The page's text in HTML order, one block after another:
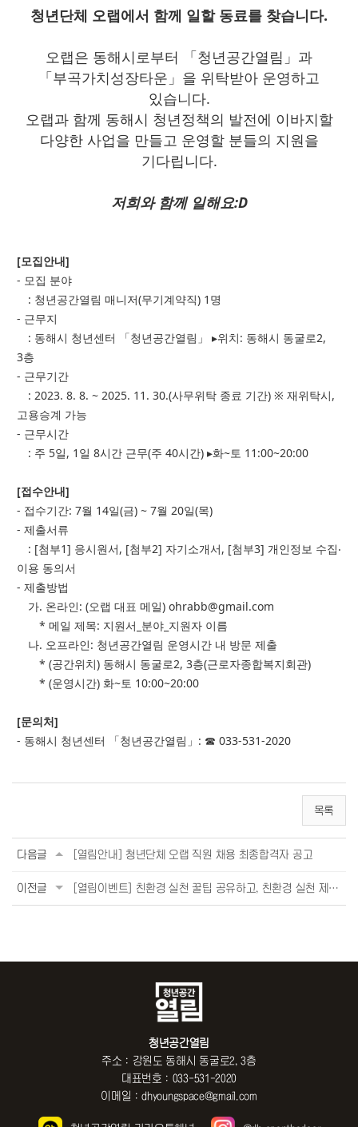
청년단체 오랩에서 함께 일할 동료를 찾습니다.
오랩은 동해시로부터 「청년공간열림」과
「부곡가치성장타운」을 위탁받아 운영하고
있습니다.
오랩과 함께 동해시 청년정책의 발전에 이바지할
다양한 사업을 만들고 운영할 분들의 지원을
기다립니다.
저희와 함께 일해요:D
[모집안내]
- 모집 분야
: 청년공간열림 매니저(무기계약직) 1명
- 근무지
: 동해시 청년센터 「청년공간열림」 ▸위치: 동해시 동굴로2,
3층
- 근무기간
: 2023. 8. 8. ~ 2025. 11. 30.(사무위탁 종료 기간) ※ 재위탁시,
고용승계 가능
- 근무시간
: 주 5일, 1일 8시간 근무(주 40시간) ▸화~토 11:00~20:00
[접수안내]
- 접수기간: 7월 14일(금) ~ 7월 20일(목)
- 제출서류
: [첨부1] 응시원서, [첨부2] 자기소개서, [첨부3] 개인정보 수집‧
이용 동의서
- 제출방법
가. 온라인: (오랩 대표 메일) ohrabb@gmail.com
* 메일 제목: 지원서_분야_지원자 이름
나. 오프라인: 청년공간열림 운영시간 내 방문 제출
* (공간위치) 동해시 동굴로2, 3층(근로자종합복지회관)
* (운영시간) 화~토 10:00~20:00
[문의처]
- 동해시 청년센터 「청년공간열림」: ☎ 033-531-2020
목록
다음글 [열림안내] 청년단체 오랩 직원 채용 최종합격자 공고
이전글 [열림이벤트] 친환경 실천 꿀팁 공유하고, 친환경 실천 제품 받아요:) (~6/30)
청년공간열림
주소 : 강원도 동해시 동굴로2, 3층
대표번호 : 033-531-2020
이메일 : dhyoungspace@gmail.com